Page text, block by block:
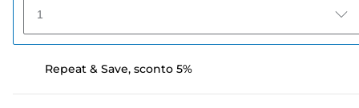
1
Repeat & Save, sconto 5%